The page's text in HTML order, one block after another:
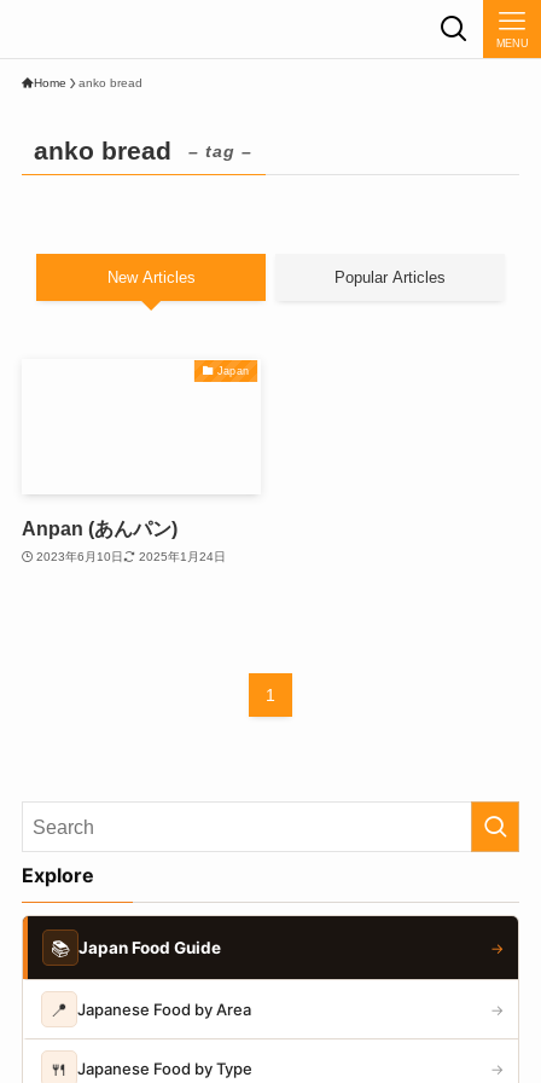
MENU
Home anko bread
anko bread – tag –
New Articles Popular Articles
Japan
Anpan (あんパン)
2023年6月10日 2025年1月24日
1
Explore
📚 Japan Food Guide →
📍 Japanese Food by Area →
🍴 Japanese Food by Type →